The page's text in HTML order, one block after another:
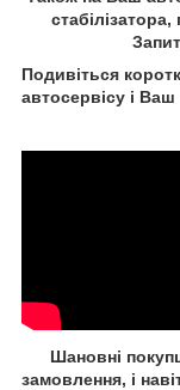
Подивіться
автосервісу і
Шановні
замовлення, і